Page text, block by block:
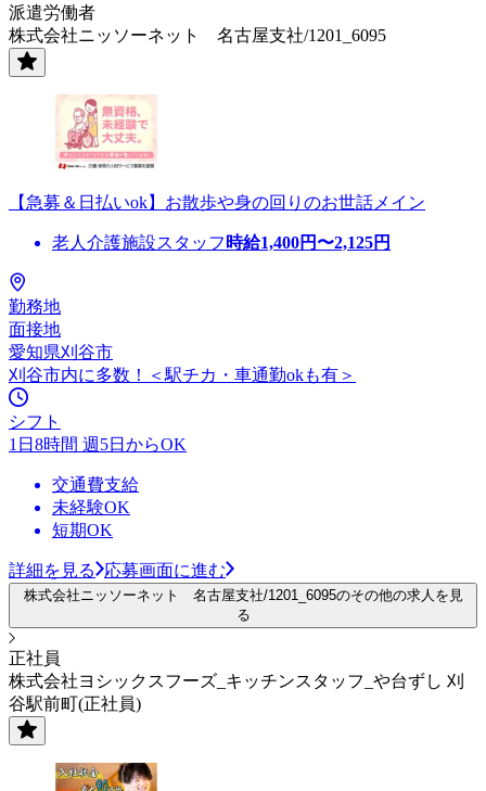
派遣労働者
株式会社ニッソーネット 名古屋支社/1201_6095
【急募＆日払いok】お散歩や身の回りのお世話メイン
老人介護施設スタッフ 時給1,400円〜2,125円
勤務地
面接地
愛知県刈谷市
刈谷市内に多数！＜駅チカ・車通勤okも有＞
シフト
1日8時間 週5日からOK
交通費支給
未経験OK
短期OK
詳細を見る 応募画面に進む
株式会社ニッソーネット 名古屋支社/1201_6095のその他の求人を見
る
正社員
株式会社ヨシックスフーズ_キッチンスタッフ_や台ずし 刈
谷駅前町(正社員)